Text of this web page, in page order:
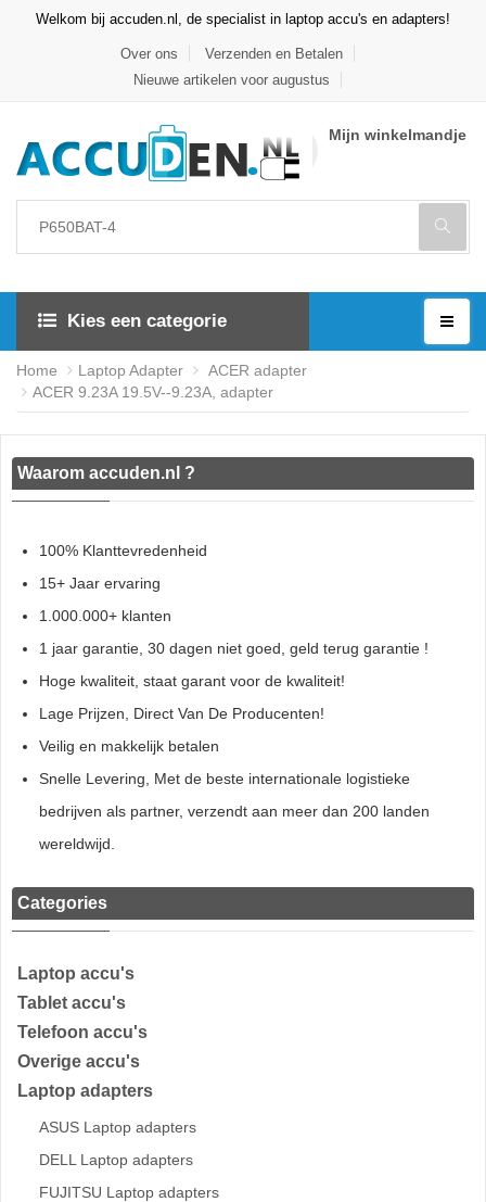
Welkom bij accuden.nl, de specialist in laptop accu's en adapters!
Over ons
Verzenden en Betalen
Nieuwe artikelen voor augustus
Mijn winkelmandje
Kies een categorie
Home Laptop Adapter
ACER adapter
ACER 9.23A 19.5V--9.23A, adapter
Waarom accuden.nl ?
100% Klanttevredenheid
15+ Jaar ervaring
1.000.000+ klanten
1 jaar garantie, 30 dagen niet goed, geld terug garantie !
Hoge kwaliteit, staat garant voor de kwaliteit!
Lage Prijzen, Direct Van De Producenten!
Veilig en makkelijk betalen
Snelle Levering, Met de beste internationale logistieke
bedrijven als partner, verzendt aan meer dan 200 landen
wereldwijd.
Categories
Laptop accu's
Tablet accu's
Telefoon accu's
Overige accu's
Laptop adapters
ASUS Laptop adapters
DELL Laptop adapters
FUJITSU Laptop adapters